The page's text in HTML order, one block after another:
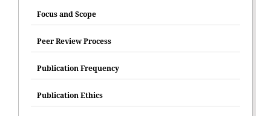
Focus and Scope
Peer Review Process
Publication Frequency
Publication Ethics